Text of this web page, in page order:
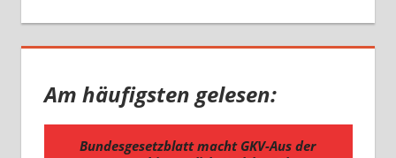
Am häufigsten gelesen: